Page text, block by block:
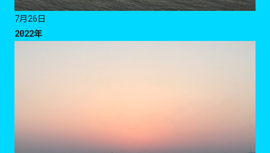
7月26日
2022年